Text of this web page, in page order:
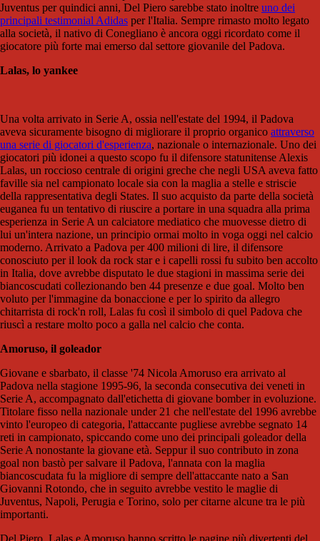
Juventus per quindici anni, Del Piero sarebbe stato inoltre uno dei
principali testimonial Adidas per l'Italia. Sempre rimasto molto legato
alla società, il nativo di Conegliano è ancora oggi ricordato come il
giocatore più forte mai emerso dal settore giovanile del Padova.
Lalas, lo yankee
Una volta arrivato in Serie A, ossia nell'estate del 1994, il Padova
aveva sicuramente bisogno di migliorare il proprio organico attraverso
una serie di giocatori d'esperienza, nazionale o internazionale. Uno dei
giocatori più idonei a questo scopo fu il difensore statunitense Alexis
Lalas, un roccioso centrale di origini greche che negli USA aveva fatto
faville sia nel campionato locale sia con la maglia a stelle e striscie
della rappresentativa degli States. Il suo acquisto da parte della società
euganea fu un tentativo di riuscire a portare in una squadra alla prima
esperienza in Serie A un calciatore mediatico che muovesse dietro di
lui un'intera nazione, un principio ormai molto in voga oggi nel calcio
moderno. Arrivato a Padova per 400 milioni di lire, il difensore
conosciuto per il look da rock star e i capelli rossi fu subito ben accolto
in Italia, dove avrebbe disputato le due stagioni in massima serie dei
biancoscudati collezionando ben 44 presenze e due goal. Molto ben
voluto per l'immagine da bonaccione e per lo spirito da allegro
chitarrista di rock'n roll, Lalas fu così il simbolo di quel Padova che
riuscì a restare molto poco a galla nel calcio che conta.
Amoruso, il goleador
Giovane e sbarbato, il classe '74 Nicola Amoruso era arrivato al
Padova nella stagione 1995-96, la seconda consecutiva dei veneti in
Serie A, accompagnato dall'etichetta di giovane bomber in evoluzione.
Titolare fisso nella nazionale under 21 che nell'estate del 1996 avrebbe
vinto l'europeo di categoria, l'attaccante pugliese avrebbe segnato 14
reti in campionato, spiccando come uno dei principali goleador della
Serie A nonostante la giovane età. Seppur il suo contributo in zona
goal non bastò per salvare il Padova, l'annata con la maglia
biancoscudata fu la migliore di sempre dell'attaccante nato a San
Giovanni Rotondo, che in seguito avrebbe vestito le maglie di
Juventus, Napoli, Perugia e Torino, solo per citarne alcune tra le più
importanti.
Del Piero, Lalas e Amoruso hanno scritto le pagine più divertenti del